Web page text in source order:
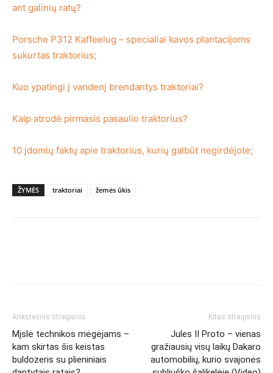
ant galinių ratų?
Porsche P312 Kaffeelug – specialiai kavos plantacijoms
sukurtas traktorius;
Kuo ypatingi į vandenį brendantys traktoriai?
Kaip atrodė pirmasis pasaulio traktorius?
10 įdomių faktų apie traktorius, kurių galbūt negirdėjote;
ŽYMĖS traktoriai žemės ūkis
Ankstesnis straipsnis
Mįslė technikos mėgėjams –
kam skirtas šis keistas
buldozeris su plieniniais
Kitas straipsnis
Jules II Proto – vienas
gražiausių visų laikų Dakaro
automobilių, kurio svajonės